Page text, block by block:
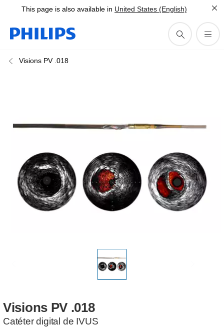
This page is also available in United States (English)
Visions PV .018
Visions PV .018
Catéter digital de IVUS